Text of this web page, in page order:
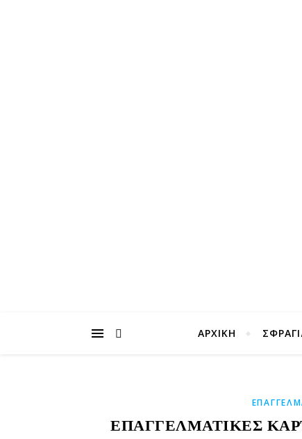
ΑΡΧΙΚΉ
ΕΠΑΓΓΕΛΜΑΤΙΚΕΣ